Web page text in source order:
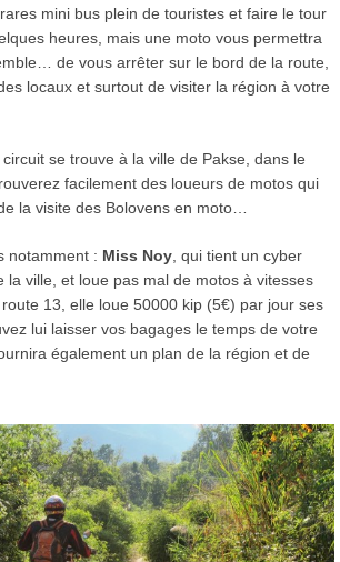
mini bus plein de touristes et faire le tour
heures, mais une moto vous permettra
de vous arrêter sur le bord de la route,
locaux et surtout de visiter la région à votre
se trouve à la ville de Pakse, dans le
facilement des loueurs de motos qui
la visite des Bolovens en moto…
notamment : Miss Noy, qui tient un cyber
la ville, et loue pas mal de motos à vitesses
13, elle loue 50000 kip (5€) par jour ses
lui laisser vos bagages le temps de votre
également un plan de la région et de